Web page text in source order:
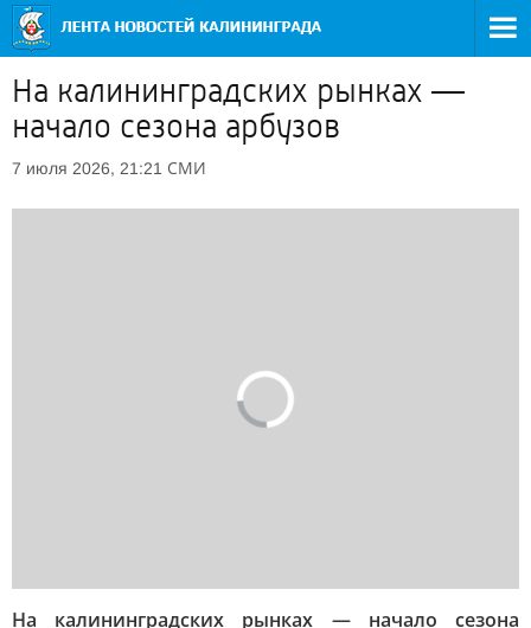
На калининградских рынках —
начало сезона арбузов
7 июля 2026, 21:21 СМИ
На калининградских рынках — начало сезона